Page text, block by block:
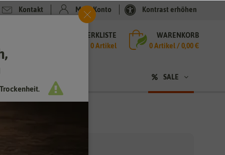
Kontakt Mein Konto Kontrast erhöhen
MERKLISTE
0 Artikel
WARENKORB
0Artikel /0,00 €
SALE